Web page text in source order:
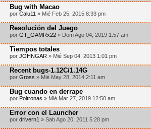
Bug with Macao
por Calu11 » Mié Feb 25, 2015 8:33 pm
Resolución del Juego
por GT_GAMRx22 » Dom Ago 04, 2019 1:57 am
Tiempos totales
por JOHNGAR » Mié Sep 04, 2013 1:01 pm
Recent bugs-1.12C/1.14G
por Gross » Mié May 28, 2014 2:11 am
Bug cuando en derrape
por Poltronas » Mié Mar 27, 2019 12:50 am
Error con el Launcher
por drivern1 » Sab Ago 20, 2011 5:28 pm